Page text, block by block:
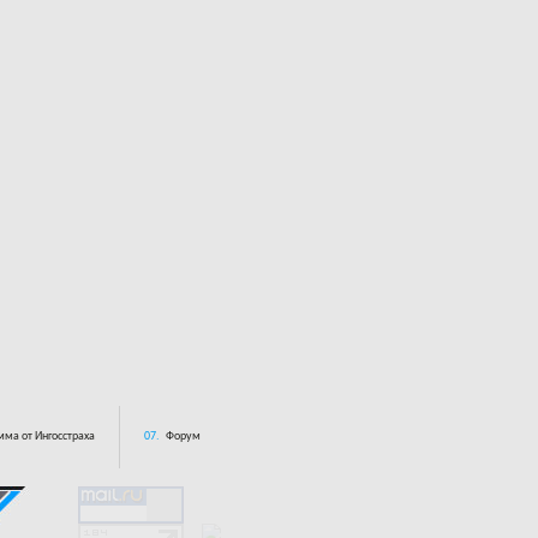
от Ингосстраха 07. Форум